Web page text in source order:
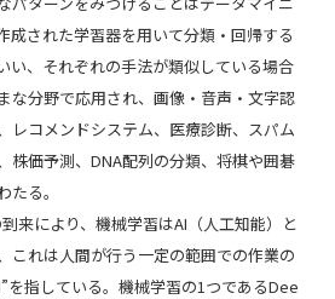
成された学習器を用いて分類・回帰する
い、それぞれの手法が類似している場合
な分野で応用され、画像・音声・文字認
レコメンドシステム、医療診断、スパム
株価予測、DNA配列の分類、将棋や囲碁
る。
来により、機械学習はAI（人工知能）と
これは人間が行う一定の範囲での作業の
を指している。機械学習の1つであるDee